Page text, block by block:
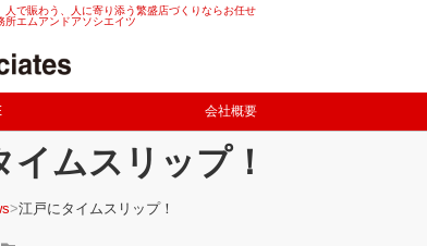
人で賑わう、人に寄り添う繁盛店づくりならお任せ
所エムアンドアソシエイツ
会社概要
イムスリップ！
江戸にタイムスリップ！